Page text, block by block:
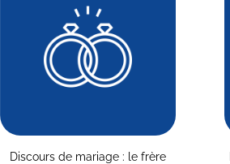
Discours de mariage : le frère